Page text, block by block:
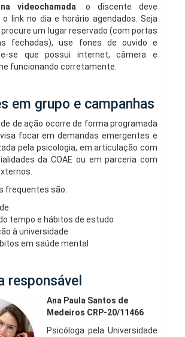
videochamada: o discente deve
link no dia e horário agendados. Seja
um lugar reservado (com portas
fechadas), use fones de ouvido e
se que possui internet, câmera e
funcionando corretamente.
em grupo e campanhas
de ação ocorre de forma programada
focar em demandas emergentes e
pela psicologia, em articulação com
da COAE ou em parceria com
frequentes são:
tempo e hábitos de estudo
à universidade
em saúde mental
responsável
Ana Paula Santos de
Medeiros CRP-20/11466
Psicóloga pela Universidade